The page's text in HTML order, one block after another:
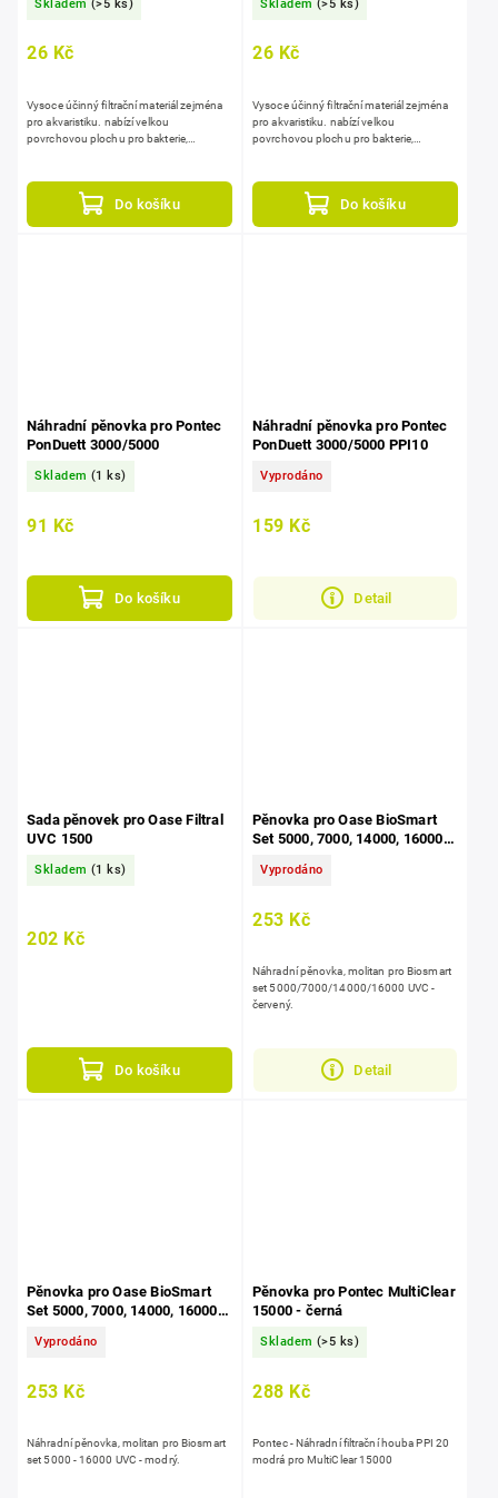
Skladem (>5 ks)
26 Kč
Do košíku
Vysoce účinný filtrační materiál zejména
pro akvaristiku. nabízí velkou
povrchovou plochu pro bakterie,
Skladem (>5 ks)
26 Kč
Do košíku
Vysoce účinný filtrační materiál zejména
pro akvaristiku. nabízí velkou
povrchovou plochu pro bakterie,
Náhradní pěnovka pro Pontec
PonDuett 3000/5000
Skladem (1 ks)
91 Kč
Do košíku
Náhradní pěnovka pro Pontec
PonDuett 3000/5000 PPI10
Vyprodáno
159 Kč
Detail
Sada pěnovek pro Oase Filtral
UVC 1500
Skladem (1 ks)
202 Kč
Do košíku
Pěnovka pro Oase BioSmart
Set 5000, 7000, 14000, 16000
Vyprodáno
253 Kč
Detail
Náhradní pěnovka, molitan pro Biosmart
set 5000/7000/14000/16000 UVC -
červený.
Pěnovka pro Oase BioSmart
Set 5000, 7000, 14000, 16000
Vyprodáno
253 Kč
Náhradní pěnovka, molitan pro Biosmart
set 5000 - 16000 UVC - modrý.
Pěnovka pro Pontec MultiClear
15000 - černá
Skladem (>5 ks)
288 Kč
Pontec - Náhradní filtrační houba PPI 20
modrá pro MultiClear 15000